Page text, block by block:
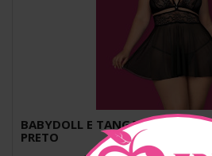
BABYDOLL E TANGA 838-BAB
PRETO